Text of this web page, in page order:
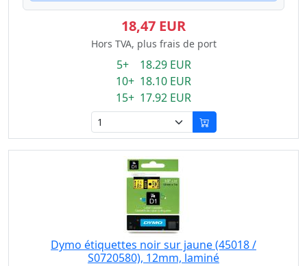
18,47 EUR
Hors TVA, plus frais de port
5+ 18.29 EUR
10+ 18.10 EUR
15+ 17.92 EUR
Dymo étiquettes noir sur jaune (45018 /
S0720580), 12mm, laminé